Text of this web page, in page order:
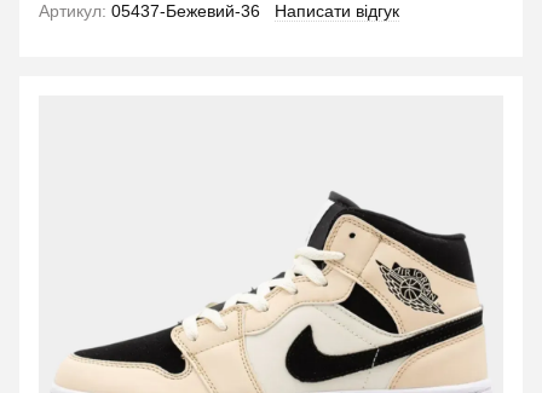
Артикул: 05437-Бежевий-36 Написати відгук